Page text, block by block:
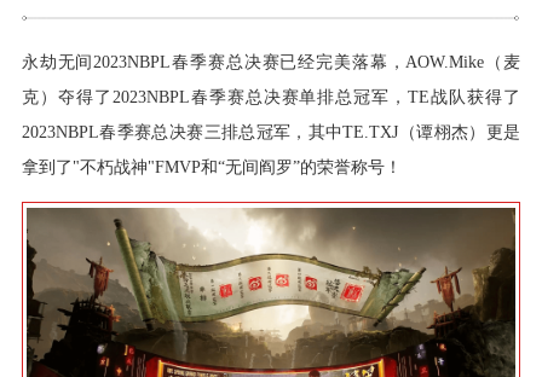
永劫无间2023NBPL春季赛总决赛已经完美落幕，AOW.Mike（麦
克）夺得了2023NBPL春季赛总决赛单排总冠军，TE战队获得了
2023NBPL春季赛总决赛三排总冠军，其中TE.TXJ（谭栩杰）更是
拿到了"不朽战神"FMVP和“无间阎罗”的荣誉称号！